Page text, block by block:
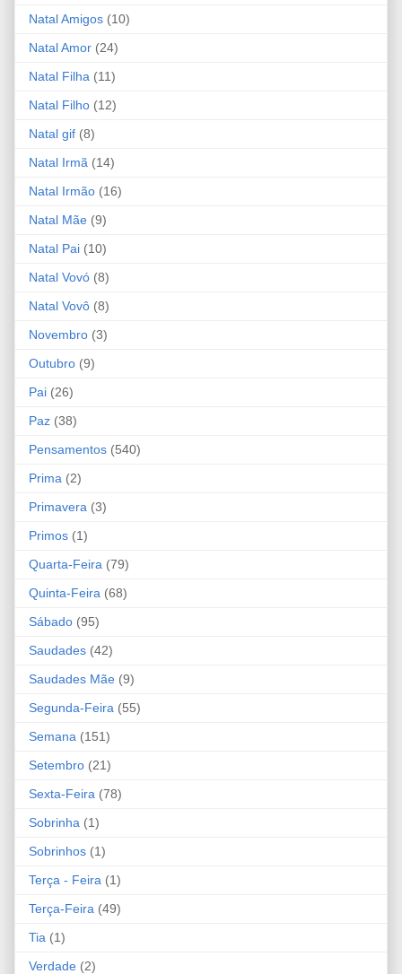
Natal Amigos (10)
Natal Amor (24)
Natal Filha (11)
Natal Filho (12)
Natal gif (8)
Natal Irmã (14)
Natal Irmão (16)
Natal Mãe (9)
Natal Pai (10)
Natal Vovó (8)
Natal Vovô (8)
Novembro (3)
Outubro (9)
Pai (26)
Paz (38)
Pensamentos (540)
Prima (2)
Primavera (3)
Primos (1)
Quarta-Feira (79)
Quinta-Feira (68)
Sábado (95)
Saudades (42)
Saudades Mãe (9)
Segunda-Feira (55)
Semana (151)
Setembro (21)
Sexta-Feira (78)
Sobrinha (1)
Sobrinhos (1)
Terça - Feira (1)
Terça-Feira (49)
Tia (1)
Verdade (2)